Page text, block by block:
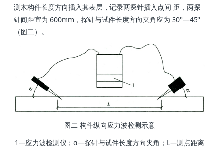
测木构件长度方向插入其表层，记录两探针插入点间 距，两探
针间距宜为 600mm，探针与试件长度方向夹角应为 30°—45°
（图二）。
图二 构件纵向应力波检测示意
1—应力波检测仪；α—探针与试件长度方向夹角；L—测点距离